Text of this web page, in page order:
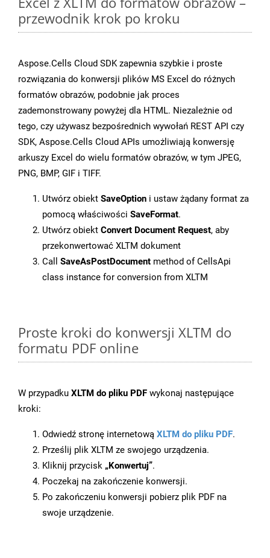
przewodnik krok po kroku
Aspose.Cells Cloud SDK zapewnia szybkie i proste
rozwiązania do konwersji plików MS Excel do różnych
formatów obrazów, podobnie jak proces
zademonstrowany powyżej dla HTML. Niezależnie od
tego, czy używasz bezpośrednich wywołań REST API czy
SDK, Aspose.Cells Cloud APIs umożliwiają konwersję
arkuszy Excel do wielu formatów obrazów, w tym JPEG,
PNG, BMP, GIF i TIFF.
Utwórz obiekt SaveOption i ustaw żądany format za
pomocą właściwości SaveFormat.
Utwórz obiekt Convert Document Request, aby
przekonwertować XLTM dokument
Call SaveAsPostDocument method of CellsApi
class instance for conversion from XLTM
Proste kroki do konwersji XLTM do
formatu PDF online
W przypadku XLTM do pliku PDF wykonaj następujące
kroki:
Odwiedź stronę internetową XLTM do pliku PDF.
Prześlij plik XLTM ze swojego urządzenia.
Kliknij przycisk „Konwertuj”.
Poczekaj na zakończenie konwersji.
Po zakończeniu konwersji pobierz plik PDF na
swoje urządzenie.